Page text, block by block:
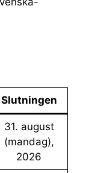
Slutningen
31. august
(mandag),
2026